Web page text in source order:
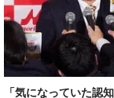
「気になっていた認